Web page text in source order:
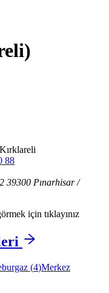
Kırklareli
88
39300 Pınarhisar /
için tıklayınız
(4)Merkez